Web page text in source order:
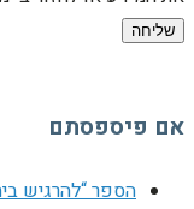
שליחה
אם פיספסתם
הספר “להרגיש